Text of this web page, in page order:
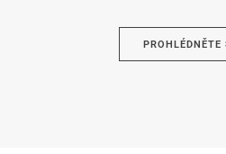
PROHLÉDNĚTE